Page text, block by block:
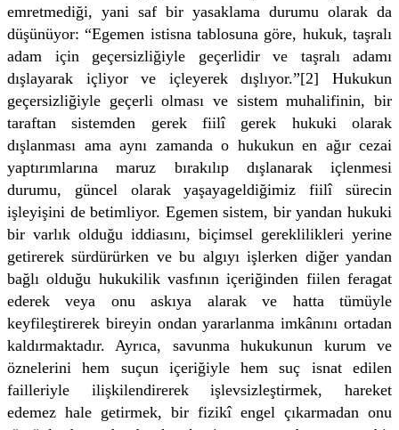
emretmediği, yani saf bir yasaklama durumu olarak da
düşünüyor: “Egemen istisna tablosuna göre, hukuk, taşralı
adam için geçersizliğiyle geçerlidir ve taşralı adamı
dışlayarak içliyor ve içleyerek dışlıyor.”[2] Hukukun
geçersizliğiyle geçerli olması ve sistem muhalifinin, bir
taraftan sistemden gerek fiilî gerek hukuki olarak
dışlanması ama aynı zamanda o hukukun en ağır cezai
yaptırımlarına maruz bırakılıp dışlanarak içlenmesi
durumu, güncel olarak yaşayageldiğimiz fiilî sürecin
işleyişini de betimliyor. Egemen sistem, bir yandan hukuki
bir varlık olduğu iddiasını, biçimsel gereklilikleri yerine
getirerek sürdürürken ve bu algıyı işlerken diğer yandan
bağlı olduğu hukukilik vasfının içeriğinden fiilen feragat
ederek veya onu askıya alarak ve hatta tümüyle
keyfileştirerek bireyin ondan yararlanma imkânını ortadan
kaldırmaktadır. Ayrıca, savunma hukukunun kurum ve
öznelerini hem suçun içeriğiyle hem suç isnat edilen
failleriyle ilişkilendirerek işlevsizleştirmek, hareket
edemez hale getirmek, bir fizikî engel çıkarmadan onu